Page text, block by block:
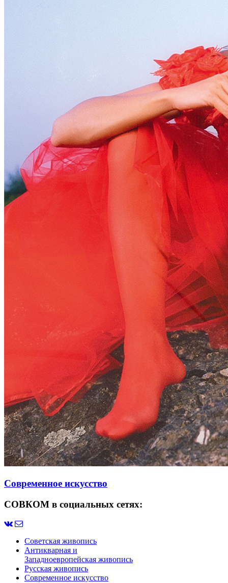
Современное искусство
СОВКОМ в социальных сетях:
Советская живопись
Антикварная и
Западноевропейская живопись
Русская живопись
Современное искусство